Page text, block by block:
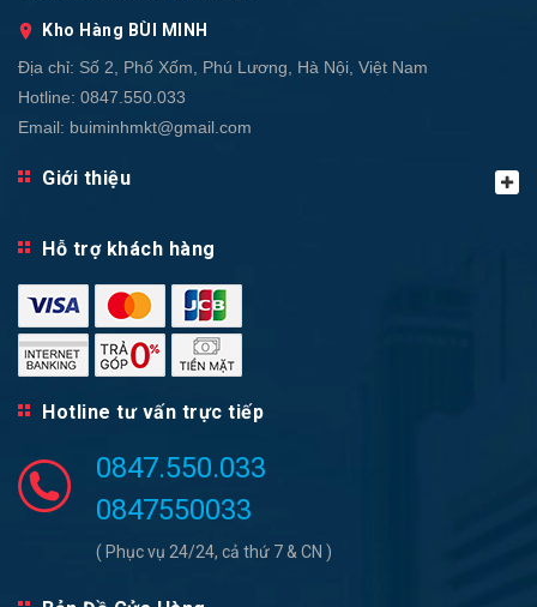
Kho Hàng BÙI MINH
Địa chỉ: Số 2, Phố Xốm, Phú Lương, Hà Nội, Việt Nam
Hotline: 0847.550.033
Email: buiminhmkt@gmail.com
Giới thiệu
Hỗ trợ khách hàng
Hotline tư vấn trực tiếp
0847.550.033
0847550033
( Phục vụ 24/24, cả thứ 7 & CN )